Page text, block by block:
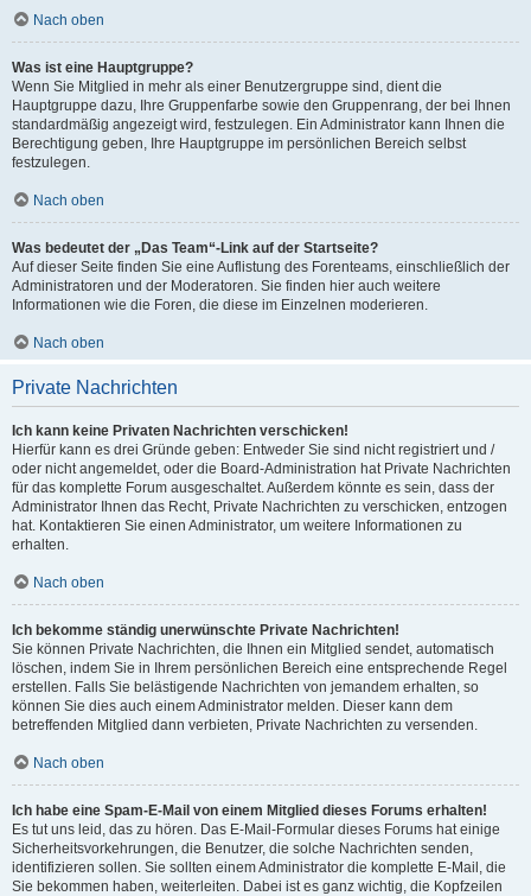
Nach oben
Was ist eine Hauptgruppe?
Wenn Sie Mitglied in mehr als einer Benutzergruppe sind, dient die
Hauptgruppe dazu, Ihre Gruppenfarbe sowie den Gruppenrang, der bei Ihnen
standardmäßig angezeigt wird, festzulegen. Ein Administrator kann Ihnen die
Berechtigung geben, Ihre Hauptgruppe im persönlichen Bereich selbst
festzulegen.
Nach oben
Was bedeutet der „Das Team“-Link auf der Startseite?
Auf dieser Seite finden Sie eine Auflistung des Forenteams, einschließlich der
Administratoren und der Moderatoren. Sie finden hier auch weitere
Informationen wie die Foren, die diese im Einzelnen moderieren.
Nach oben
Private Nachrichten
Ich kann keine Privaten Nachrichten verschicken!
Hierfür kann es drei Gründe geben: Entweder Sie sind nicht registriert und /
oder nicht angemeldet, oder die Board-Administration hat Private Nachrichten
für das komplette Forum ausgeschaltet. Außerdem könnte es sein, dass der
Administrator Ihnen das Recht, Private Nachrichten zu verschicken, entzogen
hat. Kontaktieren Sie einen Administrator, um weitere Informationen zu
erhalten.
Nach oben
Ich bekomme ständig unerwünschte Private Nachrichten!
Sie können Private Nachrichten, die Ihnen ein Mitglied sendet, automatisch
löschen, indem Sie in Ihrem persönlichen Bereich eine entsprechende Regel
erstellen. Falls Sie belästigende Nachrichten von jemandem erhalten, so
können Sie dies auch einem Administrator melden. Dieser kann dem
betreffenden Mitglied dann verbieten, Private Nachrichten zu versenden.
Nach oben
Ich habe eine Spam-E-Mail von einem Mitglied dieses Forums erhalten!
Es tut uns leid, das zu hören. Das E-Mail-Formular dieses Forums hat einige
Sicherheitsvorkehrungen, die Benutzer, die solche Nachrichten senden,
identifizieren sollen. Sie sollten einem Administrator die komplette E-Mail, die
Sie bekommen haben, weiterleiten. Dabei ist es ganz wichtig, die Kopfzeilen